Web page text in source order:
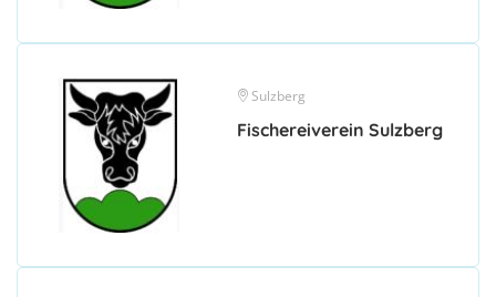
Sulzberg
Fischereiverein Sulzberg